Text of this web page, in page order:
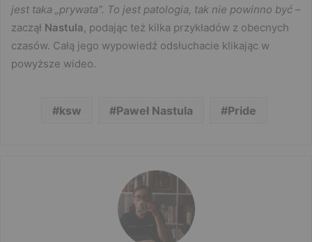
jest taka „prywata”. To jest patologia, tak nie powinno być –
zaczął Nastula, podając też kilka przykładów z obecnych
czasów. Całą jego wypowiedź odsłuchacie klikając w
powyższe wideo.
ksw Paweł Nastula Pride